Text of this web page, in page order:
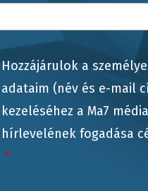
Hozzájárulok a
adataim (név és e-mail
kezeléséhez a Ma7
hírlevelének fogadása